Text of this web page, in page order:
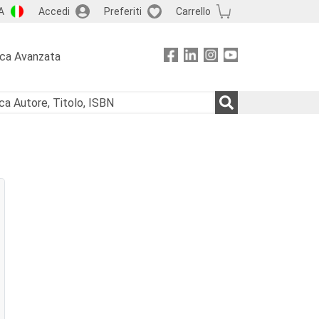
Accedi Preferiti Carrello
Avanzata